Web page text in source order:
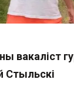
вакаліст
Стыльскі